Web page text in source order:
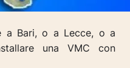
a Bari, o a Lecce, o a
una VMC con